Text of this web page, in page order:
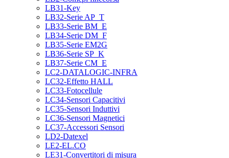
LB31-Key
LB32-Serie AP_T
LB33-Serie BM_E
LB34-Serie DM_F
LB35-Serie EM2G
LB36-Serie SP_K
LB37-Serie CM_E
LC2-DATALOGIC-INFRA
LC32-Effetto HALL
LC33-Fotocellule
LC34-Sensori Capacitivi
LC35-Sensori Induttivi
LC36-Sensori Magnetici
LC37-Accessori Sensori
LD2-Datexel
LE2-EL.CO
LE31-Convertitori di misura